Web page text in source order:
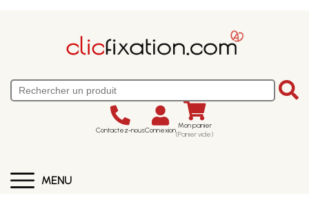
Contactez-nousConnexion Mon panier
(Panier vide)
MENU